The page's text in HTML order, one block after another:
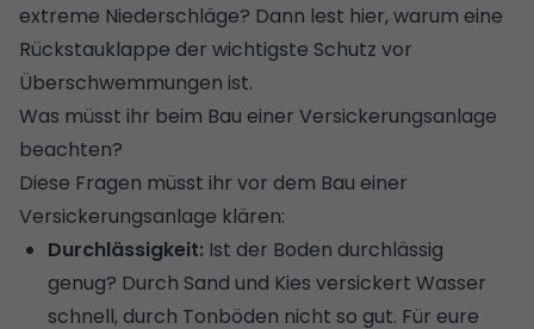
extreme Niederschläge? Dann lest hier,warum eine
Rückstauklappe der wichtigste Schutz vor
Überschwemmungen ist.
Was müsst ihr beim Bau einer Versickerungsanlage
beachten?
Diese Fragen müsst ihr vor dem Bau einer
Versickerungsanlage klären:
Durchlässigkeit: Ist der Boden durchlässig
genug? Durch Sand und Kies versickert Wasser
schnell, durch Tonböden nicht so gut. Für eure